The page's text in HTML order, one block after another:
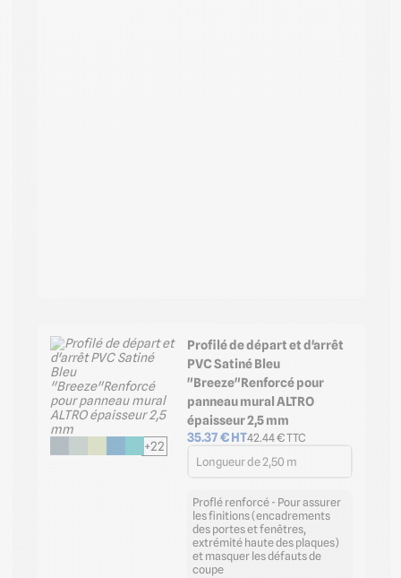
+22
Profilé de départ et d'arrêt
PVC Satiné Bleu
"Breeze"Renforcé pour
panneau mural ALTRO
épaisseur 2,5 mm
35.37€ HT42.44€ TTC
Longueur de 2,50 m
Proflé renforcé - Pour assurer
les finitions (encadrements
des portes et fenêtres,
extrémité haute des plaques)
et masquer les défauts de
coupe